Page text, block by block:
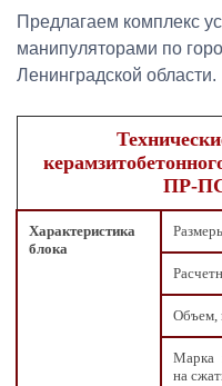
Предлагаем комплекс
манипуляторами по
Ленинградской области.
ПР-
Характеристика
блока
Объем,
Марка
на